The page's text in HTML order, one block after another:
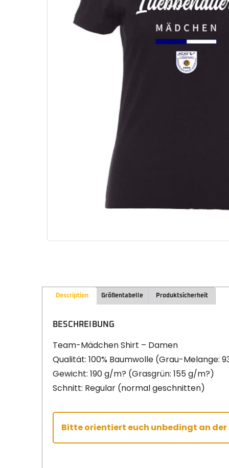
Description Größentabelle Produktsicherheit
BESCHREIBUNG
Team-Mädchen Shirt – Damen
Qualität: 100% Baumwolle (Grau-Melange:
Gewicht: 190 g/m? (Grasgrün: 155 g/m?)
Schnitt: Regular (normal geschnitten)
Bitte orientiert euch unbedingt an